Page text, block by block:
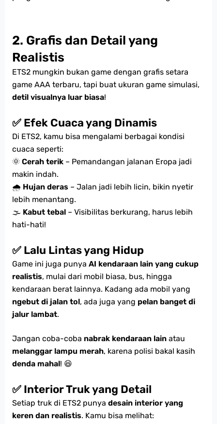
2. Grafis dan Detail yang
Realistis
ETS2 mungkin bukan game dengan grafis setara
game AAA terbaru, tapi buat ukuran game simulasi,
detil visualnya luar biasa!
✅ Efek Cuaca yang Dinamis
Di ETS2, kamu bisa mengalami berbagai kondisi
cuaca seperti:
🌞 Cerah terik – Pemandangan jalanan Eropa jadi
makin indah.
🌧 Hujan deras – Jalan jadi lebih licin, bikin nyetir
lebih menantang.
🌫 Kabut tebal – Visibilitas berkurang, harus lebih
hati-hati!
✅ Lalu Lintas yang Hidup
Game ini juga punya AI kendaraan lain yang cukup
realistis, mulai dari mobil biasa, bus, hingga
kendaraan berat lainnya. Kadang ada mobil yang
ngebut di jalan tol, ada juga yang pelan banget di
jalur lambat.
Jangan coba-coba nabrak kendaraan lain atau
melanggar lampu merah, karena polisi bakal kasih
denda mahal! 😆
✅ Interior Truk yang Detail
Setiap truk di ETS2 punya desain interior yang
keren dan realistis. Kamu bisa melihat: